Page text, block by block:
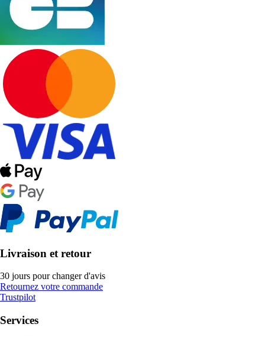
Livraison et retour
30 jours pour changer d'avis
Retournez votre commande
Trustpilot
Services